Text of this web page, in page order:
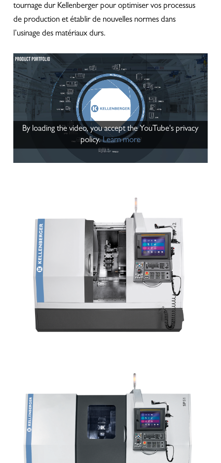
tournage dur Kellenberger pour optimiser vos processus
de production et établir de nouvelles normes dans
l’usinage des matériaux durs.
By loading the video, you accept the YouTube's privacy
policy.Learn more